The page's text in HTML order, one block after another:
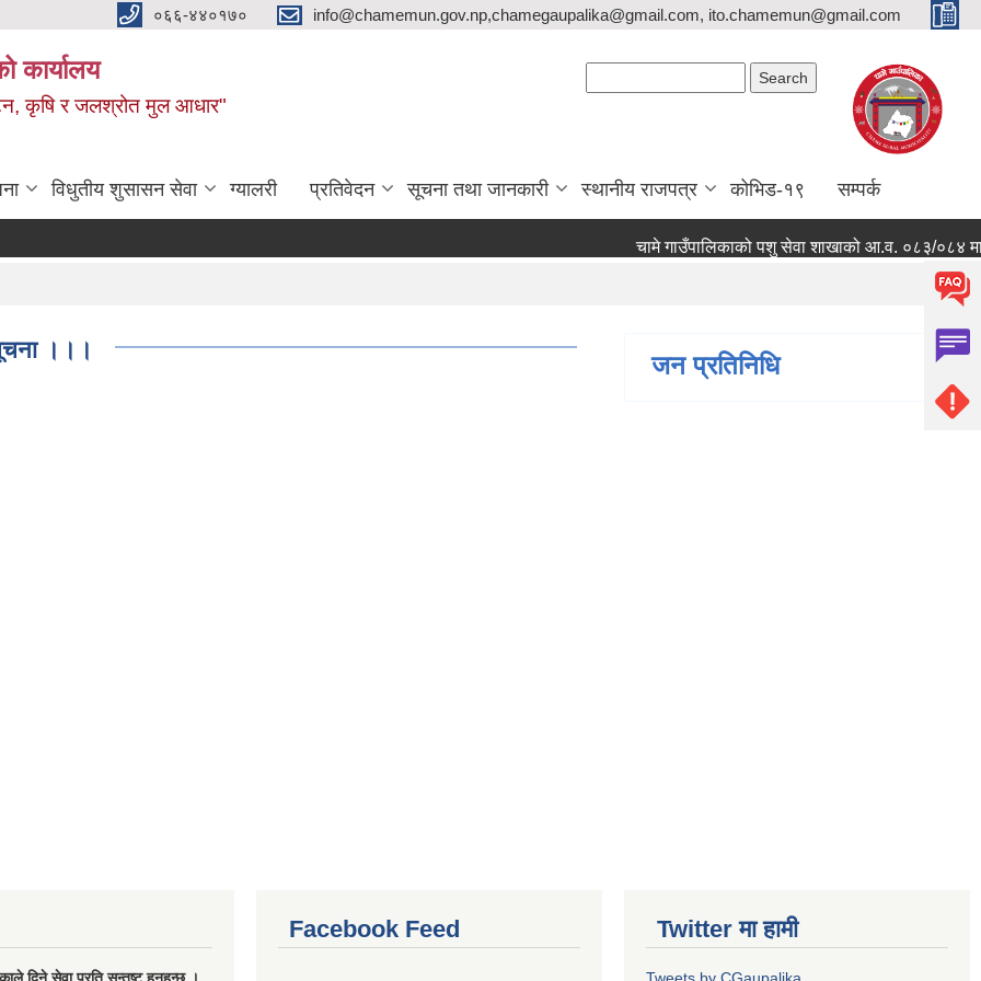
०६६-४४०१७० info@chamemun.gov.np,chamegaupalika@gmail.com, ito.chamemun@gmail.com
कार्यालय
कृषि र जलश्रोत मुल आधार"
विधुतीय शुसासन सेवा ग्यालरी प्रतिवेदन सूचना तथा जानकारी स्थानीय राजपत्र कोभिड-१९ सम्पर्क
चामे गाउँपालिकाको पशु सेवा शाखाको आ.व. ०८३/०८४ मा
।।।
जन प्रतिनिधि
Facebook Feed Twitter मा हामी